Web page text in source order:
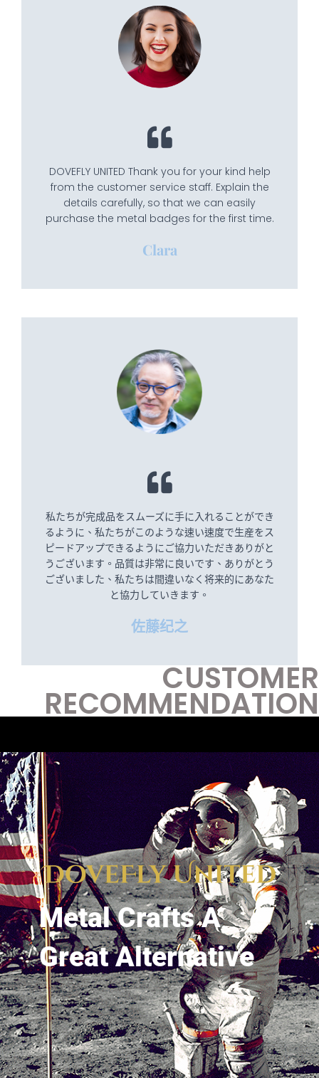
DOVEFLY UNITED Thank you for your kind help
from the customer service staff. Explain the
details carefully, so that we can easily
purchase the metal badges for the first time.
Clara
私たちが完成品をスムーズに手に入れることができ
るように、私たちがこのような速い速度で生産をス
ピードアップできるようにご協力いただきありがと
うございます。品質は非常に良いです、ありがとう
ございました、私たちは間違いなく将来的にあなた
と協力していきます。
佐藤纪之
CUSTOMER
RECOMMENDATION
Metal Crafts A
Great Alternative